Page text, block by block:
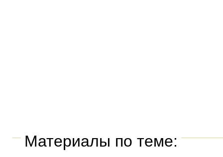
Материалы по теме: